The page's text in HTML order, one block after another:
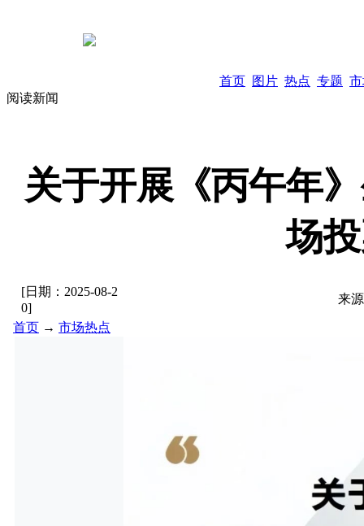
首页 图片 热点 专题
阅读新闻
关于开展《丙午年
场
[日期： 2025-08-2
0]
来
首页 → 市场热点